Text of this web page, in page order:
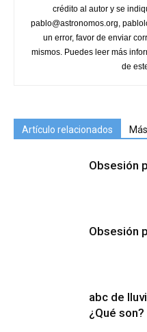
crédito al autor y se
pablo@astronomos.org,
un error, favor de enviar
mismos. Puedes leer más
de
Artículo relacionados
Obsesión
Obsesión
abc de
¿Qué son?